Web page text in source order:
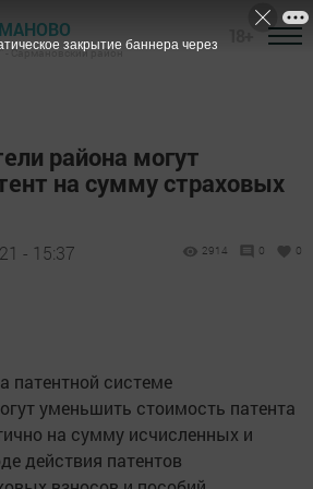
- Сармановский район
района могут
на сумму страховых
- 15:37 2914 0 0
патентной системе
уменьшить стоимость патента
на сумму исчисленных и
действия патентов
закрытие баннера через